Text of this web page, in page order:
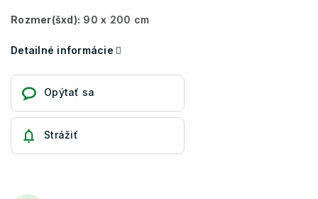
Rozmer(šxd): 90 x 200 cm
Detailné informácie
Opýtať sa
Strážiť